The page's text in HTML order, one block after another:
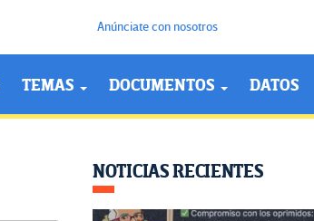
Anúnciate con nosotros
TEMAS DOCUMENTOS DATOS
NOTICIAS RECIENTES